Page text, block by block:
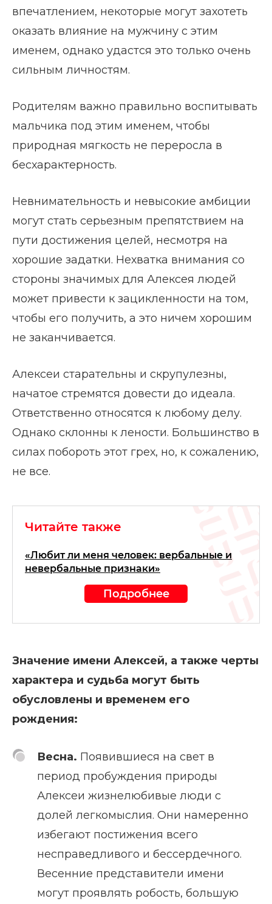
впечатлением, некоторые могут захотеть
оказать влияние на мужчину с этим
именем, однако удастся это только очень
сильным личностям.
Родителям важно правильно воспитывать
мальчика под этим именем, чтобы
природная мягкость не переросла в
бесхарактерность.
Невнимательность и невысокие амбиции
могут стать серьезным препятствием на
пути достижения целей, несмотря на
хорошие задатки. Нехватка внимания со
стороны значимых для Алексея людей
может привести к зацикленности на том,
чтобы его получить, а это ничем хорошим
не заканчивается.
Алексеи старательны и скрупулезны,
начатое стремятся довести до идеала.
Ответственно относятся к любому делу.
Однако склонны к лености. Большинство в
силах побороть этот грех, но, к сожалению,
не все.
Читайте также
«Любит ли меня человек: вербальные и
невербальные признаки»
Подробнее
Значение имени Алексей, а также черты
характера и судьба могут быть
обусловлены и временем его
рождения:
Весна. Появившиеся на свет в
период пробуждения природы
Алексеи жизнелюбивые люди с
долей легкомыслия. Они намеренно
избегают постижения всего
несправедливого и бессердечного.
Весенние представители имени
могут проявлять робость, большую